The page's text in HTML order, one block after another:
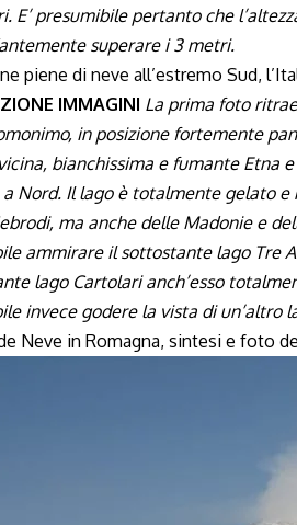
E’ presumibile pertanto che
superare i 3 metri.
piene di neve all’estremo Sud,
IMMAGINI La prima foto
in posizione fortemente
bianchissima e fumante Etna
a Nord. Il lago è totalmente gelato
ma anche delle Madonie e
ammirare il sottostante lago Tre
lago Cartolari anch’esso
invece godere la vista di un’altro
Neve in Romagna, sintesi e foto